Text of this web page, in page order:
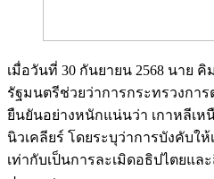
เมื่อวันที่ 30 กันยายน 2568 นาย คิ
รัฐมนตรีช่วยว่าการกระทรวงการ
ยืนยันอย่างหนักแน่นว่า เกาหลีเห
นิวเคลียร์ โดยระบุว่าการบังคับใ
เท่ากับเป็นการละเมิดอธิปไตยแล